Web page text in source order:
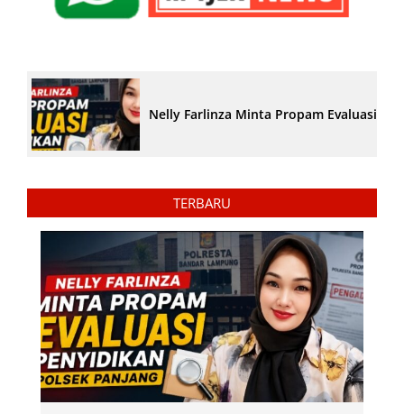
Nelly Farlinza Minta Propam Evaluasi
TERBARU